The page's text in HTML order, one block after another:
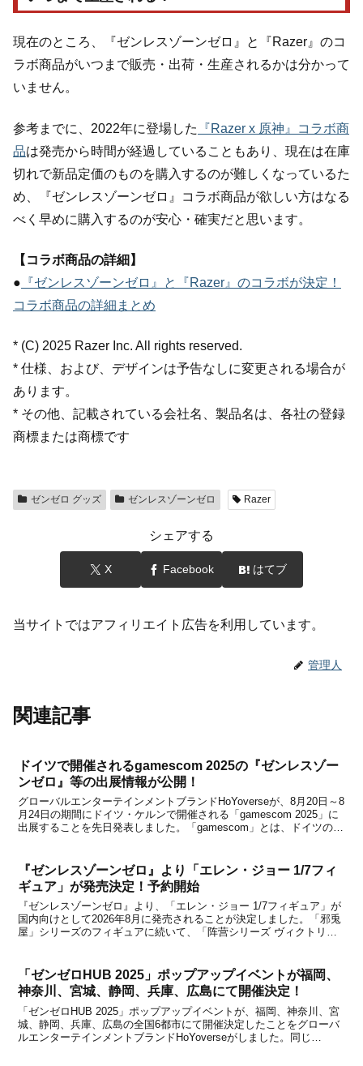
現在のところ、『ゼンレスゾーンゼロ』と『Razer』のコ
ラボ商品がいつまで販売・出荷・生産されるかは分かって
いません。
参考までに、2022年に登場した
『Razer x 原神』コラボ商
品は発売から時間が経過していることもあり、現在は在庫
切れで新品定価のものを購入するのが難しくなっているた
め、『ゼンレスゾーンゼロ』コラボ商品が欲しい方はなる
べく早めに購入するのが安心・確実だと思います。
【コラボ商品の詳細】
● 『ゼンレスゾーンゼロ』と『Razer』のコラボが決定！
コラボ商品の詳細まとめ
* (C) 2025 Razer Inc. All rights reserved.
* 仕様、および、デザインは予告なしに変更される場合が
あります。
* その他、記載されている会社名、製品名は、各社の登録
商標または商標です
ゼンゼロ グッズ ゼンレスゾーンゼロ Razer
シェアする
X Facebook はてブ
当サイトではアフィリエイト広告を利用しています。
管理人
関連記事
ドイツで開催されるgamescom 2025の『ゼンレスゾー
ンゼロ』等の出展情報が公開！
グローバルエンターテインメントブランドHoYoverseが、8月20日～8
月24日の期間にドイツ・ケルンで開催される「gamescom 2025」に
出展することを先日発表しました。「gamescom」とは、ドイツのケ
『ゼンレスゾーンゼロ』より「エレン・ジョー 1/7フィ
ギュア」が発売決定！予約開始
『ゼンレスゾーンゼロ』より、「エレン・ジョー 1/7フィギュア」が
国内向けとして2026年8月に発売されることが決定しました。「邪兎
屋」シリーズのフィギュアに続いて、「阵营シリーズ ヴィクトリア
「ゼンゼロHUB 2025」ポップアップイベントが福岡、
神奈川、宮城、静岡、兵庫、広島にて開催決定！
「ゼンゼロHUB 2025」ポップアップイベントが、福岡、神奈川、宮
城、静岡、兵庫、広島の全国6都市にて開催決定したことをグローバ
ルエンターテインメントブランドHoYoverseがしました。同じ